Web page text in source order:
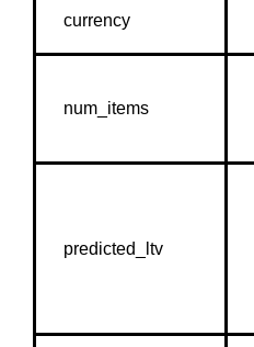
currency
num_items
predicted_ltv